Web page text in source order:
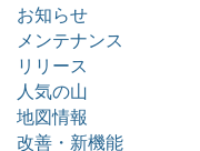
お知らせ
メンテナンス
リリース
人気の山
地図情報
改善・新機能